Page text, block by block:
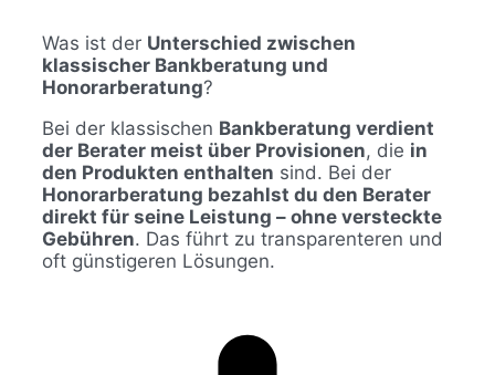
Was ist der Unterschied zwischen
klassischer Bankberatung und
Honorarberatung?
Bei der klassischen Bankberatung verdient
der Berater meist über Provisionen, die in
den Produkten enthalten sind. Bei der
Honorarberatung bezahlst du den Berater
direkt für seine Leistung – ohne versteckte
Gebühren. Das führt zu transparenteren und
oft günstigeren Lösungen.